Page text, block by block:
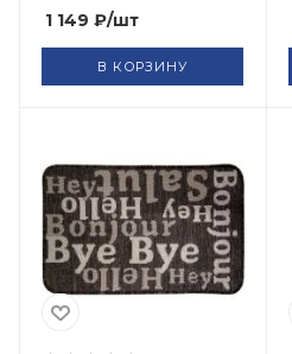
1 149 ₽/шт
В КОРЗИНУ